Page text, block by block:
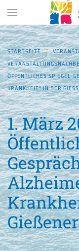
Zum
STARTSEITE
ÖFFENTLICHES SPIEGEL-
KRANKHEIT" IN DER
1. März